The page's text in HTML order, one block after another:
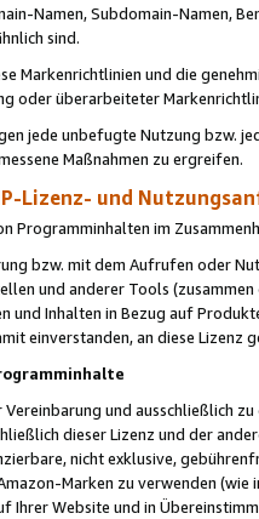
Namen, Subdomain-Namen,
sind.
Markenrichtlinien und die
oder überarbeiteter
jede unbefugte Nutzung bzw.
Maßnahmen zu ergreifen.
Lizenz- und
Programminhalten im
bzw. mit dem Aufrufen oder
und anderer Tools (zusammen
und Inhalten in Bezug auf
einverstanden, an diese Lizenz
und ausschließlich
dieser Lizenz und der
nicht exklusive,
Marken zu verwenden
Ihrer Website und in